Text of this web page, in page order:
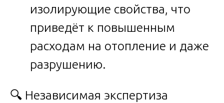
изолирующие свойства, что
приведёт к повышенным
расходам на отопление и даже
разрушению.
🔍 Независимая экспертиза